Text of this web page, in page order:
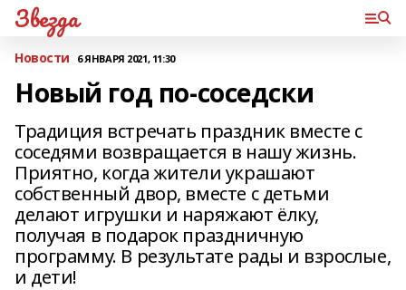
Звезда
Новости 6 ЯНВАРЯ 2021, 11:30
Новый год по-соседски
Традиция встречать праздник вместе с
соседями возвращается в нашу жизнь.
Приятно, когда жители украшают
собственный двор, вместе с детьми
делают игрушки и наряжают ёлку,
получая в подарок праздничную
программу. В результате рады и взрослые,
и дети!